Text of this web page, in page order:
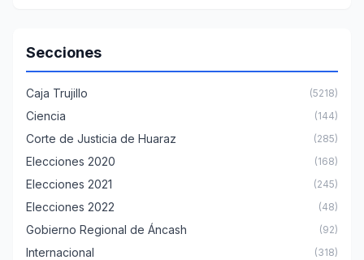
Secciones
Caja Trujillo (5218)
Ciencia (144)
Corte de Justicia de Huaraz (285)
Elecciones 2020 (168)
Elecciones 2021 (245)
Elecciones 2022 (48)
Gobierno Regional de Áncash (92)
Internacional (318)